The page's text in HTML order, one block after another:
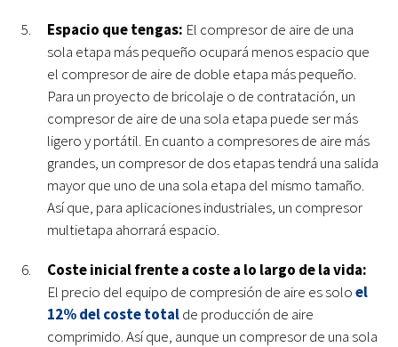
Espacio que tengas: El compresor de aire de una
sola etapa más pequeño ocupará menos espacio que
el compresor de aire de doble etapa más pequeño.
Para un proyecto de bricolaje o de contratación, un
compresor de aire de una sola etapa puede ser más
ligero y portátil. En cuanto a compresores de aire más
grandes, un compresor de dos etapas tendrá una salida
mayor que uno de una sola etapa del mismo tamaño.
Así que, para aplicaciones industriales, un compresor
multietapa ahorrará espacio.
Coste inicial frente a coste a lo largo de la vida:
El precio del equipo de compresión de aire es soloel
12% del coste totalde producción de aire
comprimido. Así que, aunque un compresor de una sola